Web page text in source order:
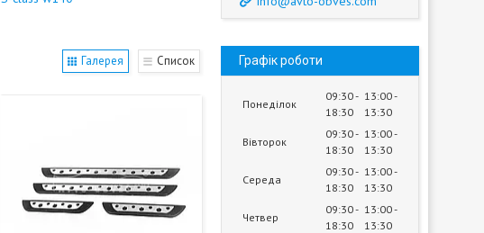
Галерея Список Графік роботи
Понеділок
09:30
18:30
13:00
13:30
Вівторок
09:30
18:30
13:00
13:30
Середа
09:30
18:30
13:00
13:30
Четвер
09:30
18:30
13:00
13:30